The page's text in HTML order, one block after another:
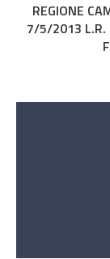
REGIONE
7/5/2013